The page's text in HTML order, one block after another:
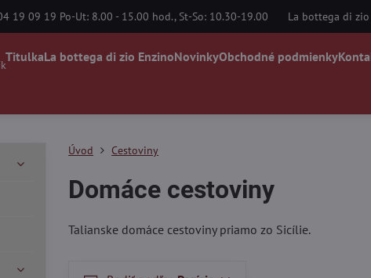
19 09 19 Po-Ut: 8.00 - 15.00 hod., St-So: 10.30-19.00 La bottega di
TitulkaLa bottega di zio EnzinoNovinkyObchodné podmienky
Úvod Cestoviny
Domáce cestoviny
Talianske domáce cestoviny priamo zo Sicílie.